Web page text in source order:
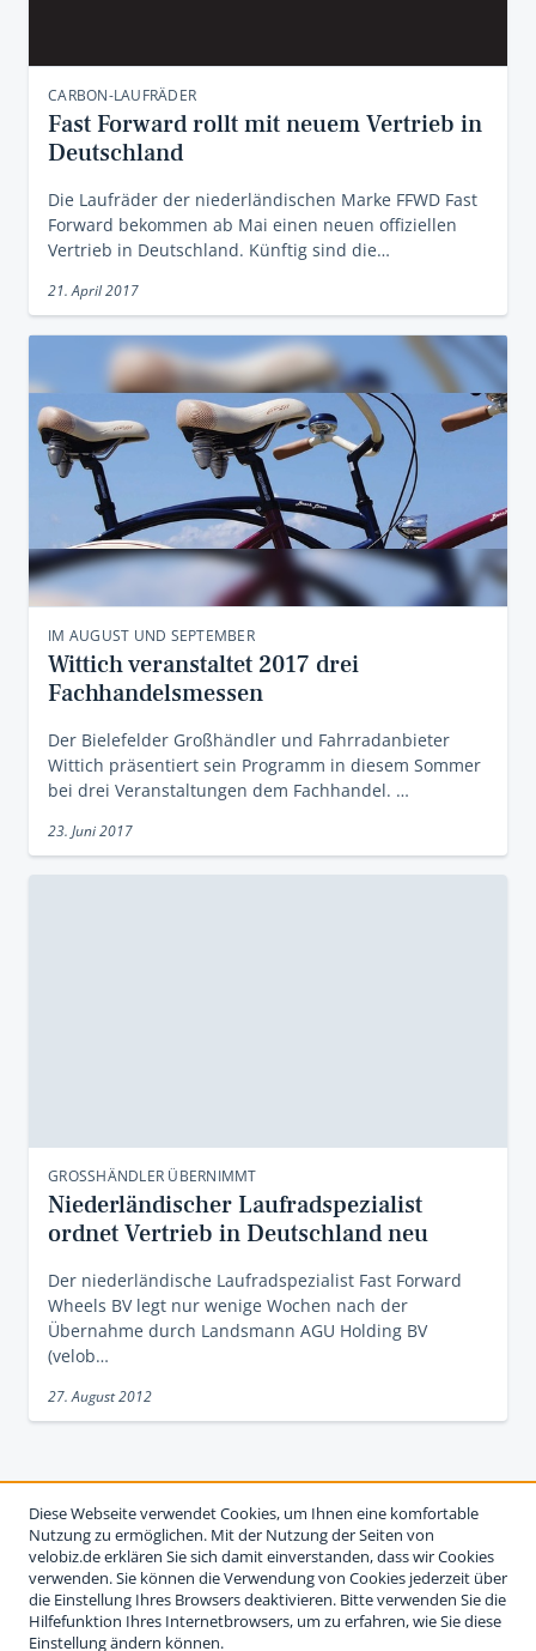
CARBON-LAUFRÄDER
Fast Forward rollt mit neuem Vertrieb in
Deutschland
Die Laufräder der niederländischen Marke FFWD Fast
Forward bekommen ab Mai einen neuen offiziellen
Vertrieb in Deutschland. Künftig sind die…
21. April 2017
IM AUGUST UND SEPTEMBER
Wittich veranstaltet 2017 drei
Fachhandelsmessen
Der Bielefelder Großhändler und Fahrradanbieter
Wittich präsentiert sein Programm in diesem Sommer
bei drei Veranstaltungen dem Fachhandel. …
23. Juni 2017
GROSSHÄNDLER ÜBERNIMMT
Niederländischer Laufradspezialist
ordnet Vertrieb in Deutschland neu
Der niederländische Laufradspezialist Fast Forward
Wheels BV legt nur wenige Wochen nach der
Übernahme durch Landsmann AGU Holding BV
(velob…
27. August 2012
Diese Webseite verwendet Cookies, um Ihnen eine komfortable
Nutzung zu ermöglichen. Mit der Nutzung der Seiten von
velobiz.de erklären Sie sich damit einverstanden, dass wir Cookies
verwenden. Sie können die Verwendung von Cookies jederzeit über
die Einstellung Ihres Browsers deaktivieren. Bitte verwenden Sie die
Hilfefunktion Ihres Internetbrowsers, um zu erfahren, wie Sie diese
Einstellung ändern können.